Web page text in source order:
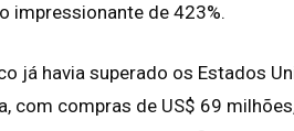
impressionante de 423%.
já havia superado os Estados
com compras de US$ 69